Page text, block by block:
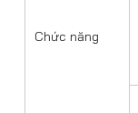
Chức năng